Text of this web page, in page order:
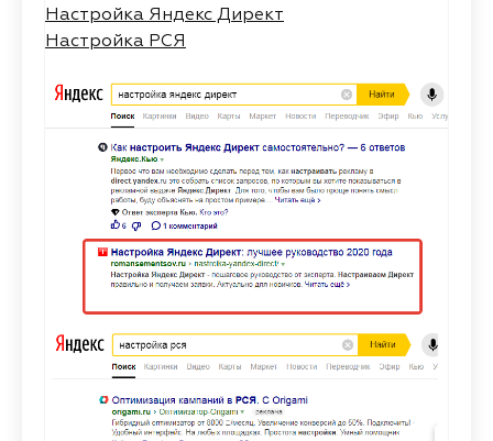
Настройка Яндекс Директ
Настройка РСЯ